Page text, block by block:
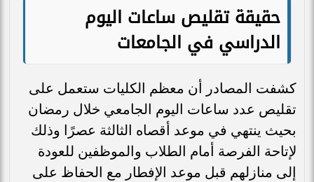
حقيقة تقليص ساعات اليوم
الدراسي في الجامعات
كشفت المصادر أن معظم الكليات ستعمل على
تقليص عدد ساعات اليوم الجامعي خلال رمضان
بحيث ينتهي في موعد أقصاه الثالثة عصرًا وذلك
لإتاحة الفرصة أمام الطلاب والموظفين للعودة
إلى منازلهم قبل موعد الإفطار مع الحفاظ على